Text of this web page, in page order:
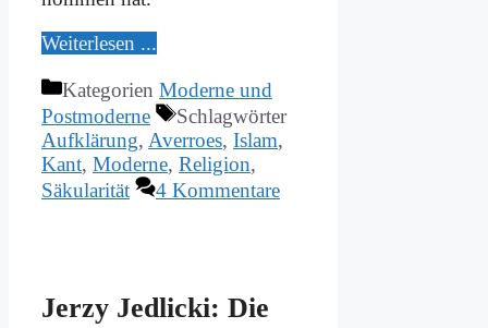
Wei­ter­le­sen ...
Kategorien Moderne und
Postmoderne
Schlagwörter
Aufklärung, Averroes, Islam,
Kant, Moderne, Religion,
Säkularität
4 Kommentare
Jer­zy Jedlicki: Die